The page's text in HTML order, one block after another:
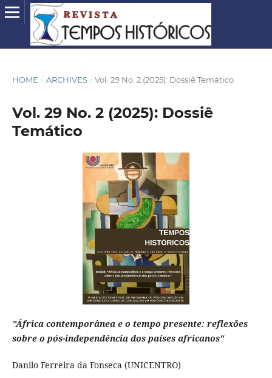
HOME / ARCHIVES / Vol. 29 No. 2 (2025): Dossiê Temático
Vol. 29 No. 2 (2025): Dossiê
Temático
"África contemporânea e o tempo presente: reflexões
sobre o pós-independência dos países africanos"
Danilo Ferreira da Fonseca (UNICENTRO)